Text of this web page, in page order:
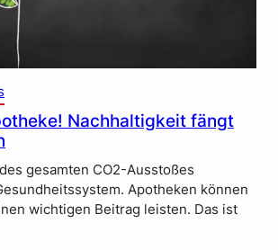
Nachhaltigkeit fängt
gesamten CO2-Ausstoßes
Apotheken können
wichtigen Beitrag leisten. Das ist